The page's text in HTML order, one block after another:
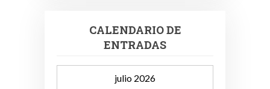
CALENDARIO DE
ENTRADAS
julio 2026